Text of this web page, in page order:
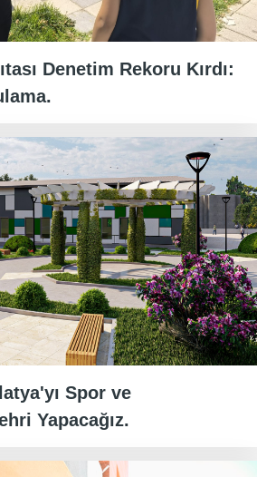
Denetim Rekoru Kırdı:
Spor ve
Yapacağız.